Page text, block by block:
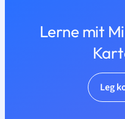
Lerne mit
Leg